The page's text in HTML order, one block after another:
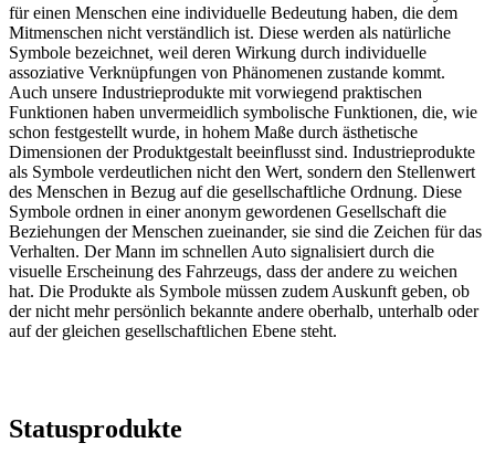
für einen Menschen eine individuelle Bedeutung haben, die dem
Mitmenschen nicht verständlich ist. Diese werden als natürliche
Symbole bezeichnet, weil deren Wirkung durch individuelle
assoziative Verknüpfungen von Phänomenen zustande kommt.
Auch unsere Industrieprodukte mit vorwiegend praktischen
Funktionen haben unvermeidlich symbolische Funktionen, die, wie
schon festgestellt wurde, in hohem Maße durch ästhetische
Dimensionen der Produktgestalt beeinflusst sind. Industrieprodukte
als Symbole verdeutlichen nicht den Wert, sondern den Stellenwert
des Menschen in Bezug auf die gesellschaftliche Ordnung. Diese
Symbole ordnen in einer anonym gewordenen Gesellschaft die
Beziehungen der Menschen zueinander, sie sind die Zeichen für das
Verhalten. Der Mann im schnellen Auto signalisiert durch die
visuelle Erscheinung des Fahrzeugs, dass der andere zu weichen
hat. Die Produkte als Symbole müssen zudem Auskunft geben, ob
der nicht mehr persönlich bekannte andere oberhalb, unterhalb oder
auf der gleichen gesellschaftlichen Ebene steht.
Statusprodukte